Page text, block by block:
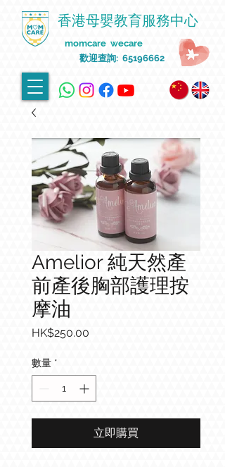
momcare wecare
歡迎查詢: 65196662
香港母嬰教育服務中心
Amelior 純天然產
前產後胸部護理按
摩油
HK$250.00
數量 *
立即購買